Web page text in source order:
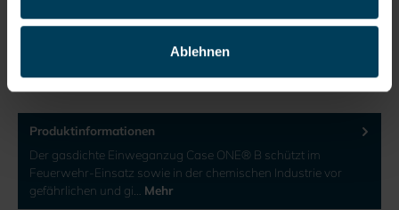
Ablehnen
Produktinformationen
Der gasdichte Einweganzug Case ONE® B schützt im
Feuerwehr-Einsatz sowie in der chemischen Industrie vor
gefährlichen und gi… Mehr